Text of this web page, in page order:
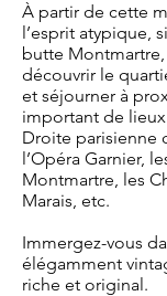
À partir de cette
l’esprit atypique,
butte
découvrir le
et séjourner à
important de
Droite parisienne
l’Opéra Garnier,
Montmartre, les
Marais, etc.
Immergez-vous
élégamment
riche et original.